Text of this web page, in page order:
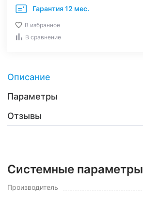
Гарантия 12 мес.
В избранное
В сравнение
Описание
Параметры
Отзывы
Системные параметры
Производитель